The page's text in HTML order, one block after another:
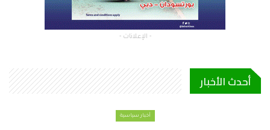
- الإعلانات -
أحدث الأخبار
أخبار سياسية